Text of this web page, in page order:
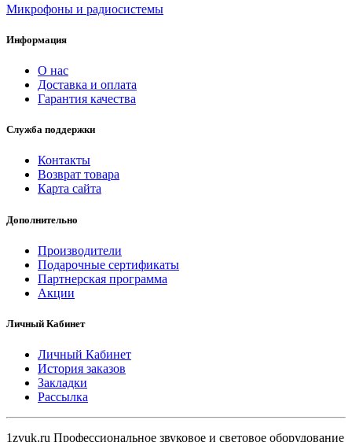
Микрофоны и радиосистемы
Информация
О нас
Доставка и оплата
Гарантия качества
Служба поддержки
Контакты
Возврат товара
Карта сайта
Дополнительно
Производители
Подарочные сертификаты
Партнерская программа
Акции
Личный Кабинет
Личный Кабинет
История заказов
Закладки
Рассылка
1zvuk.ru Профессиональное звуковое и световое оборудование